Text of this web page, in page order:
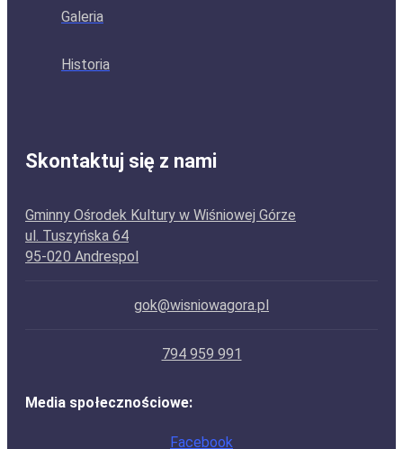
Galeria
Historia
Skontaktuj się z nami
Gminny Ośrodek Kultury w Wiśniowej Górze
ul. Tuszyńska 64
95-020 Andrespol
gok@wisniowagora.pl
794 959 991
Media społecznościowe:
Facebook